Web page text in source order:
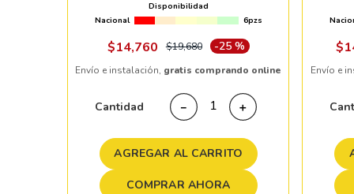
Disponibilidad
Nacional
6pzs
$14,760 $19,680 -25 %
Envío e instalación, gratis comprando online
Cantidad ＋
－
AGREGAR AL CARRITO
COMPRAR AHORA
$
Envío e